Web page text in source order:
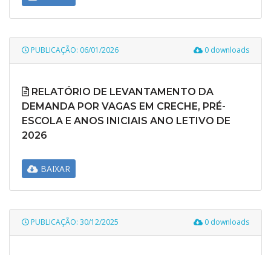
PUBLICAÇÃO: 06/01/2026 0 downloads
RELATÓRIO DE LEVANTAMENTO DA
DEMANDA POR VAGAS EM CRECHE, PRÉ-
ESCOLA E ANOS INICIAIS ANO LETIVO DE
2026
BAIXAR
PUBLICAÇÃO: 30/12/2025 0 downloads